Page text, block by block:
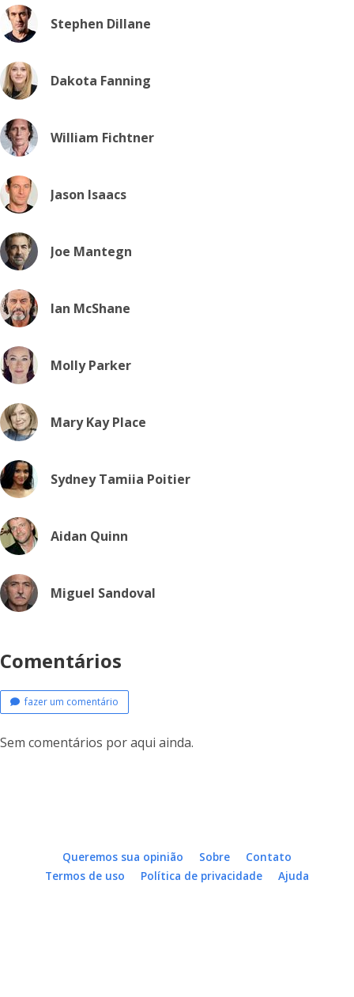
Stephen Dillane
Dakota Fanning
William Fichtner
Jason Isaacs
Joe Mantegn
Ian McShane
Molly Parker
Mary Kay Place
Sydney Tamiia Poitier
Aidan Quinn
Miguel Sandoval
Comentários
fazer um comentário
Sem comentários por aqui ainda.
Queremos sua opinião Sobre
Contato
Termos de uso
Política de privacidade Ajuda